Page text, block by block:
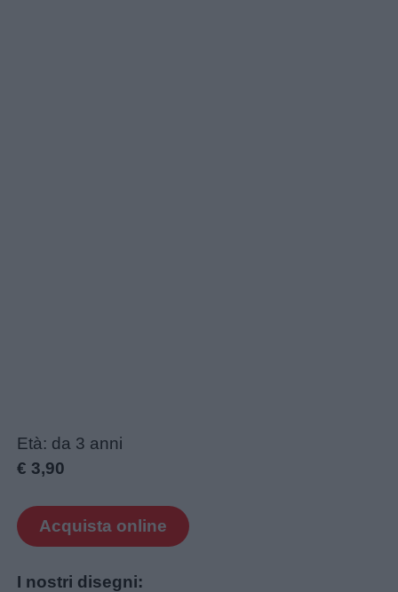
Età: da 3 anni
€ 3,90
Acquista online
I nostri disegni: